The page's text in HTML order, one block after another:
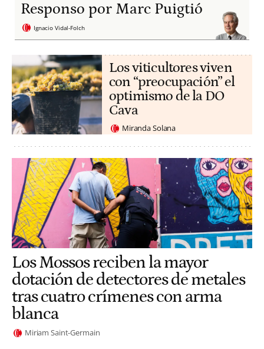
Responso por Marc Puigtió
Ignacio Vidal-Folch
Los viticultores viven
con “preocupación” el
optimismo de la DO
Cava
Miranda Solana
Los Mossos reciben la mayor
dotación de detectores de metales
tras cuatro crímenes con arma
blanca
Miriam Saint-Germain